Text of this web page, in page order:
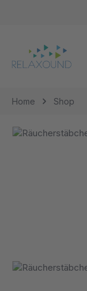
Home Shop